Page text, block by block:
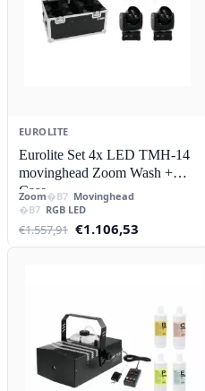
EUROLITE
Eurolite Set 4x LED TMH-14
movinghead Zoom Wash +
Case
Zoom
Movinghead
RGB LED
€1.557,91 Oorspronkelijke
prijs
€1.106,53
prijs